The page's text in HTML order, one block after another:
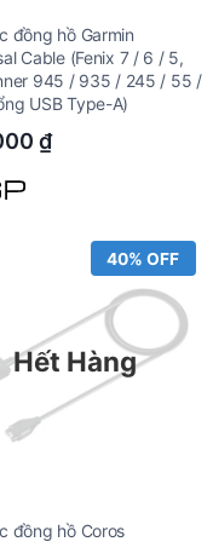
đồng hồ Garmin
Cable (Fenix 7 / 6 / 5,
945 / 935 / 245 / 55 /
USB Type-A)
₫
Hết Hàng
40% OFF
đồng hồ Coros